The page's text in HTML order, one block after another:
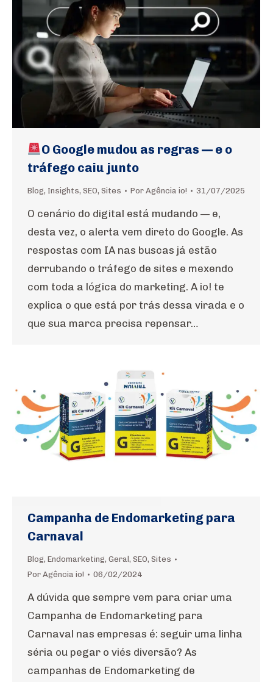
O Google mudou as regras — e o
tráfego caiu junto
Blog, Insights, SEO, Sites Por Agência io! 31/07/2025
O cenário do digital está mudando — e,
desta vez, o alerta vem direto do Google. As
respostas com IA nas buscas já estão
derrubando o tráfego de sites e mexendo
com toda a lógica do marketing. A io! te
explica o que está por trás dessa virada e o
que sua marca precisa repensar…
Campanha de Endomarketing para
Carnaval
Blog, Endomarketing, Geral , SEO, Sites
Por Agência io! 06/02/2024
A dúvida que sempre vem para criar uma
Campanha de Endomarketing para
Carnaval nas empresas é: seguir uma linha
séria ou pegar o viés diversão? As
campanhas de Endomarketing de